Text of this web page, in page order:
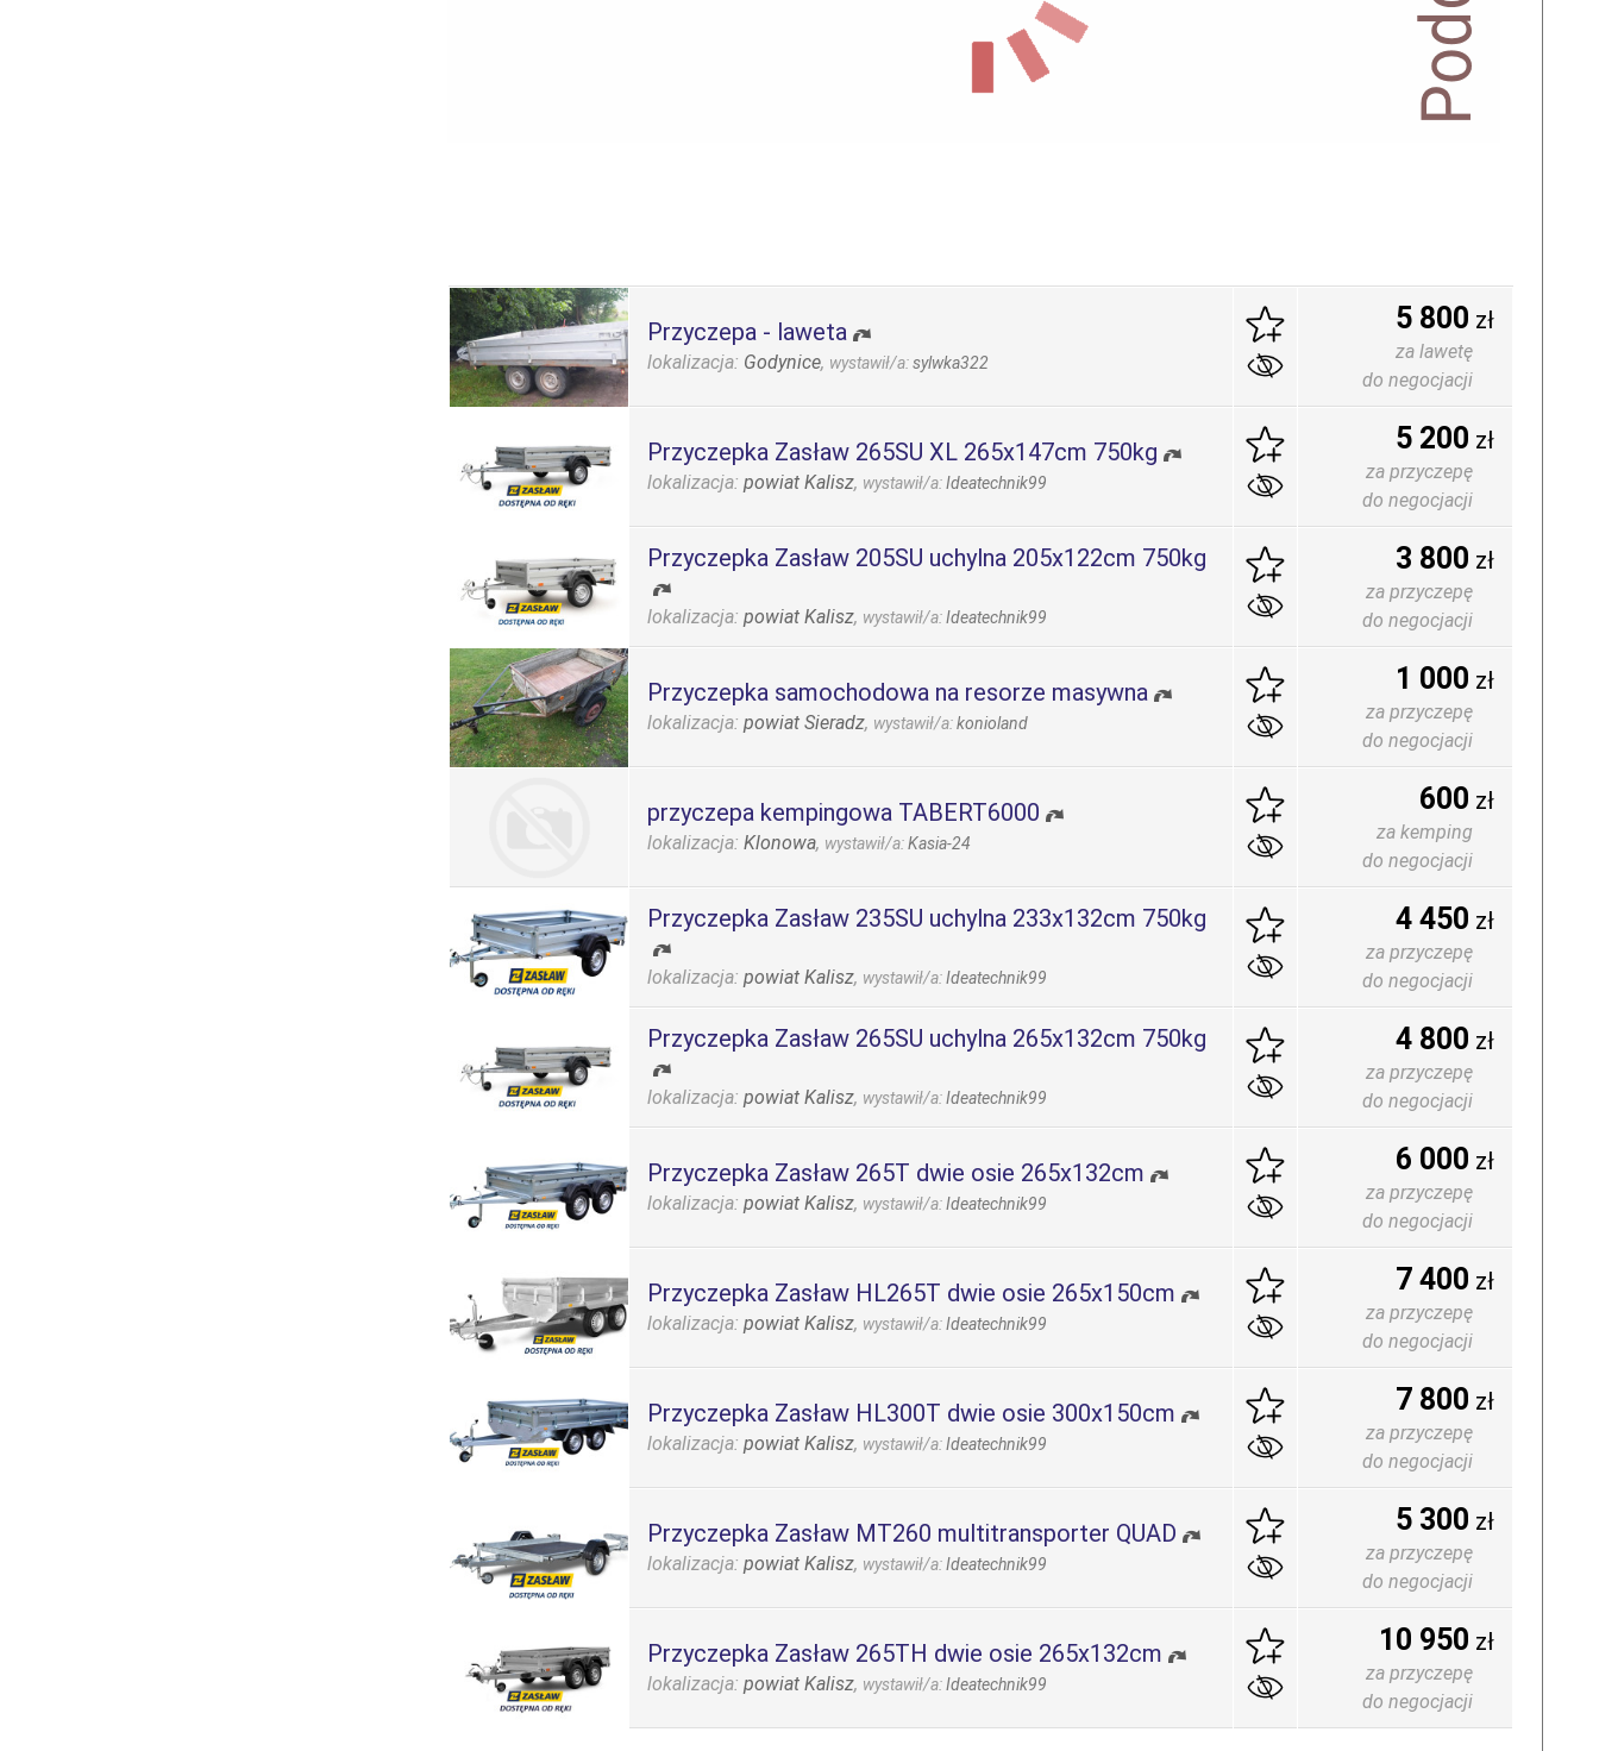
Przyczepa - laweta
lokalizacja: Godynice, wystawił/a:sylwka322
5 800 zł
za lawetę
do negocjacji
Przyczepka Zasław 265SU XL 265x147cm 750kg
lokalizacja: powiat Kalisz, wystawił/a:Ideatechnik99
5 200 zł
za przyczepę
do negocjacji
Przyczepka Zasław 205SU uchylna 205x122cm 750kg
lokalizacja: powiat Kalisz, wystawił/a:Ideatechnik99
3 800 zł
za przyczepę
do negocjacji
Przyczepka samochodowa na resorze masywna
lokalizacja: powiat Sieradz, wystawił/a:konioland
1 000 zł
za przyczepę
do negocjacji
przyczepa kempingowa TABERT6000
lokalizacja: Klonowa, wystawił/a:Kasia-24
600 zł
za kemping
do negocjacji
Przyczepka Zasław 235SU uchylna 233x132cm 750kg
lokalizacja: powiat Kalisz, wystawił/a:Ideatechnik99
4 450 zł
za przyczepę
do negocjacji
Przyczepka Zasław 265SU uchylna 265x132cm 750kg
lokalizacja: powiat Kalisz, wystawił/a:Ideatechnik99
4 800 zł
za przyczepę
do negocjacji
Przyczepka Zasław 265T dwie osie 265x132cm
lokalizacja: powiat Kalisz, wystawił/a:Ideatechnik99
6 000 zł
za przyczepę
do negocjacji
Przyczepka Zasław HL265T dwie osie 265x150cm
lokalizacja: powiat Kalisz, wystawił/a:Ideatechnik99
7 400 zł
za przyczepę
do negocjacji
Przyczepka Zasław HL300T dwie osie 300x150cm
lokalizacja: powiat Kalisz, wystawił/a:Ideatechnik99
7 800 zł
za przyczepę
do negocjacji
Przyczepka Zasław MT260 multitransporter QUAD
lokalizacja: powiat Kalisz, wystawił/a:Ideatechnik99
5 300 zł
za przyczepę
do negocjacji
Przyczepka Zasław 265TH dwie osie 265x132cm
lokalizacja: powiat Kalisz, wystawił/a:Ideatechnik99
10 950 zł
za przyczepę
do negocjacji